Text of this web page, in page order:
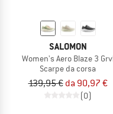
SALOMON
Women's Aero Blaze 3
Scarpe da corsa
139,95 € da 90,97 €
(0)